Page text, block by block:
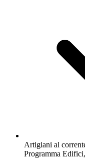
Artigiani al
Programma